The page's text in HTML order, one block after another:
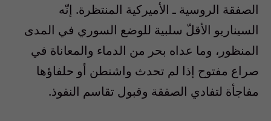
الصفقة الروسية ـ الأميركية المنتظرة. إنّه
السيناريو الأقلّ سلبية للوضع السوري في المدى
المنظور، وما عداه بحر من الدماء والمعاناة في
صراع مفتوح إذا لم تحدث واشنطن أو حلفاؤها
مفاجأة لتفادي الصفقة وقبول تقاسم النفوذ.